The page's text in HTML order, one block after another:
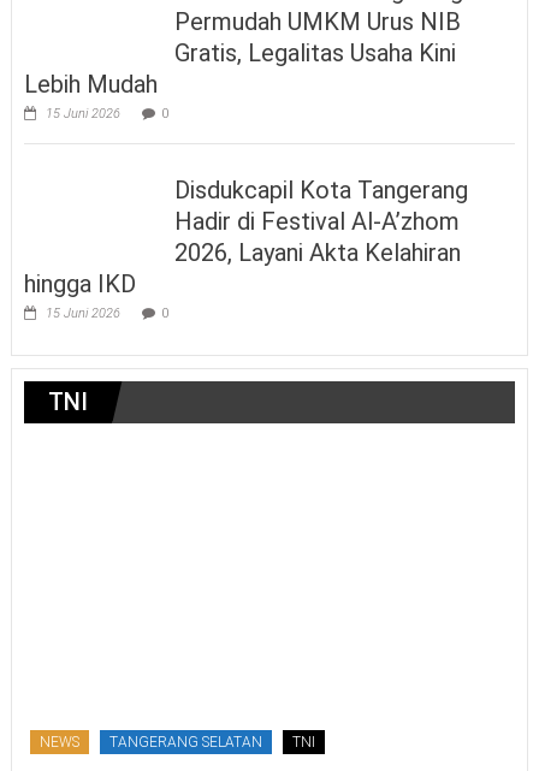
Permudah UMKM Urus NIB
Gratis, Legalitas Usaha Kini
Lebih Mudah
15 Juni 2026 0
Disdukcapil Kota Tangerang
Hadir di Festival Al-A’zhom
2026, Layani Akta Kelahiran
hingga IKD
15 Juni 2026 0
TNI
NEWS TANGERANG SELATAN TNI